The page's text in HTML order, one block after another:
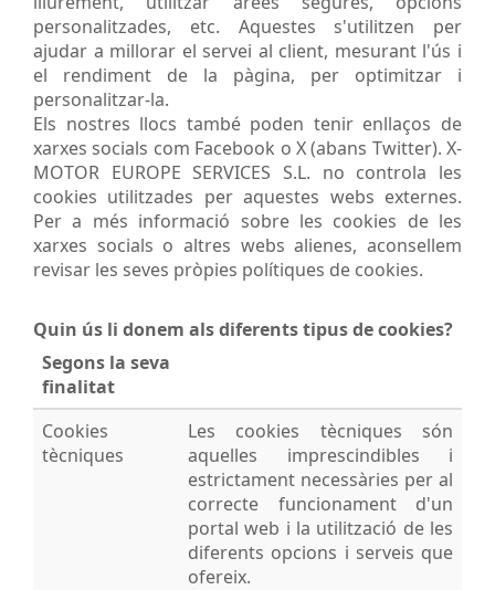
personalitzades, etc. Aquestes s'utilitzen per
ajudar a millorar el servei al client, mesurant l'ús i
el rendiment de la pàgina, per optimitzar i
personalitzar-la.
Els nostres llocs també poden tenir enllaços de
xarxes socials com Facebook o X (abans Twitter). X-
MOTOR EUROPE SERVICES S.L. no controla les
cookies utilitzades per aquestes webs externes.
Per a més informació sobre les cookies de les
xarxes socials o altres webs alienes, aconsellem
revisar les seves pròpies polítiques de cookies.
Quin ús li donem als diferents tipus de cookies?
Segons la seva
finalitat
Cookies
tècniques
Les cookies tècniques són
aquelles imprescindibles i
estrictament necessàries per al
correcte funcionament d'un
portal web i la utilització de les
diferents opcions i serveis que
ofereix.